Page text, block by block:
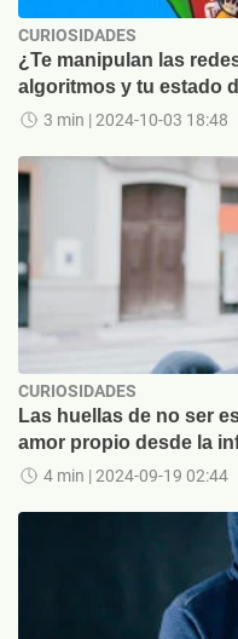
CURIOSIDADES
¿Te manipulan las
algoritmos y tu estado
3 min | 2024-10-03 18:48
CURIOSIDADES
Las huellas de no ser
amor propio desde la
4 min | 2024-09-19 02:44